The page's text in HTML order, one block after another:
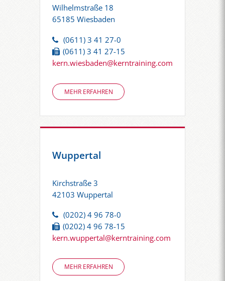
Wilhelmstraße 18
65185 Wiesbaden
(0611) 3 41 27-0
(0611) 3 41 27-15
kern.wiesbaden@kerntraining.com
MEHR ERFAHREN
Wuppertal
Kirchstraße 3
42103 Wuppertal
(0202) 4 96 78-0
(0202) 4 96 78-15
kern.wuppertal@kerntraining.com
MEHR ERFAHREN